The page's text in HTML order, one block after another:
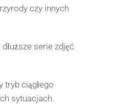
czy innych
serie zdjęć
ciągłego
sytuacjach.